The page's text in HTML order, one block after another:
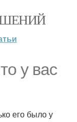
у вас
его было у